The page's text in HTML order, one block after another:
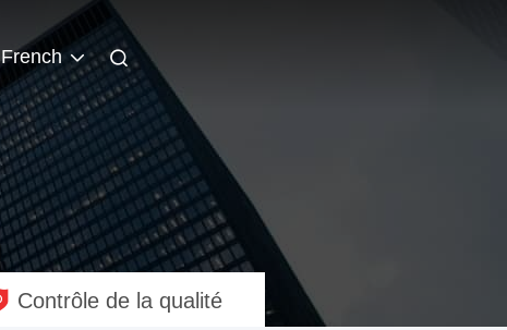
French
Contrôle de la qualité